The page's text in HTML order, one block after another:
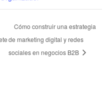
Cómo construir una estrategia
de marketing digital y redes
sociales en negocios B2B